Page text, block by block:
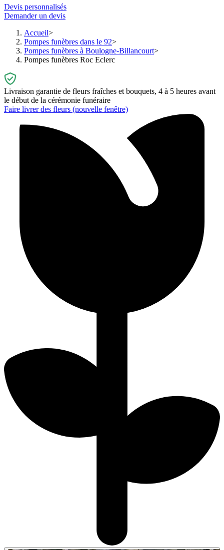
Devis personnalisés
Demander un devis
Accueil
Pompes funèbres dans le 92
Pompes funèbres à Boulogne-Billancourt
Pompes funèbres Roc Eclerc
Livraison garantie de fleurs fraîches et bouquets, 4 à 5 heures avant
le début de la cérémonie funéraire
Faire livrer des fleurs (nouvelle fenêtre)